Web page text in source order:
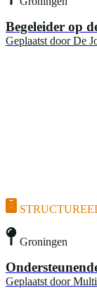
Begeleider op
Geplaatst door De
Groningen
Geplaatst door